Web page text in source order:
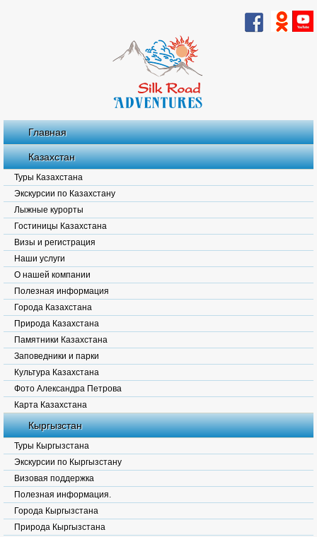
Главная
Казахстан
Туры Казахстана
Экскурсии по Казахстану
Лыжные курорты
Гостиницы Казахстана
Визы и регистрация
Наши услуги
О нашей компании
Полезная информация
Города Казахстана
Природа Казахстана
Памятники Казахстана
Заповедники и парки
Культура Казахстана
Фото Александра Петрова
Карта Казахстана
Кыргызстан
Туры Кыргызстана
Экскурсии по Кыргызстану
Визовая поддержка
Полезная информация.
Города Кыргызстана
Природа Кыргызстана